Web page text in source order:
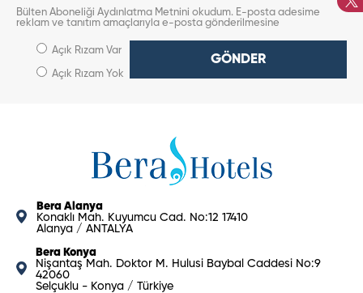
Bülten Aboneliği Aydınlatma Metnini okudum. E-posta adesime
reklam ve tanıtım amaçlarıyla e-posta gönderilmesine
Açık Rızam Var
Açık Rızam Yok
GÖNDER
Bera Alanya
Konaklı Mah. Kuyumcu Cad. No:12 17410
Alanya / ANTALYA
Bera Konya
Nişantaş Mah. Doktor M. Hulusi Baybal Caddesi No:9
42060
Selçuklu - Konya / Türkiye